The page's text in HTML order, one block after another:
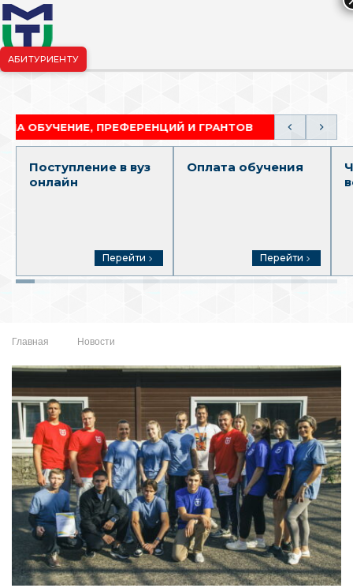
АБИТУРИЕНТУ
ПРЕФЕРЕНЦИЙ И ГРАНТОВ
Поступление в вуз
онлайн
Перейти
Оплата обучения
Перейти
Главная Новости